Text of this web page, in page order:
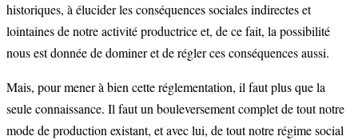
historiques, à élucider les conséquences sociales indirectes et
lointaines de notre activité productrice et, de ce fait, la possibilité
nous est donnée de dominer et de régler ces conséquences aussi.
Mais, pour mener à bien cette réglementation, il faut plus que la
seule connaissance. Il faut un bouleversement complet de tout notre
mode de production existant, et avec lui, de tout notre régime social